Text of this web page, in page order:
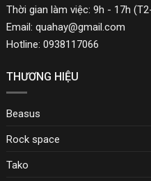
bạn.
Du lịch theo phong cách
xách tay—ít cồng kềnh hơn, tiện
Thời gian làm việc: 9h - 17h
Email: quahay@gmail.com
Hotline: 0938117066
THƯƠNG HIỆU
Beasus
Rock space
Tako